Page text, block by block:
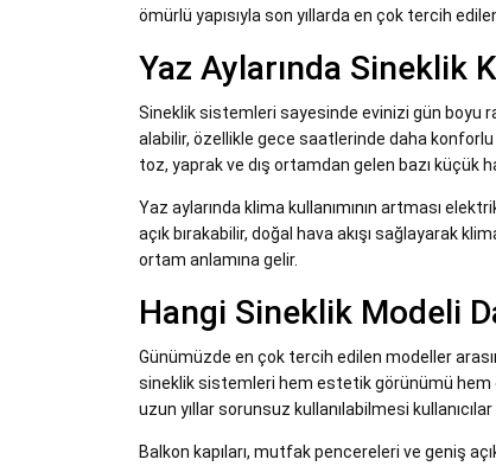
ömürlü yapısıyla son yıllarda en çok tercih
Yaz Aylarında Sineklik
Sineklik sistemleri sayesinde evinizi gün boyu
alabilir, özellikle gece saatlerinde daha
toz, yaprak ve dış ortamdan gelen bazı küçük
Yaz aylarında klima kullanımının artması
açık bırakabilir, doğal hava akışı sağlayarak
ortam anlamına gelir.
Hangi Sineklik Modeli
Günümüzde en çok tercih edilen modeller
sineklik sistemleri hem estetik görünümü hem
uzun yıllar sorunsuz kullanılabilmesi
Balkon kapıları, mutfak pencereleri ve geniş